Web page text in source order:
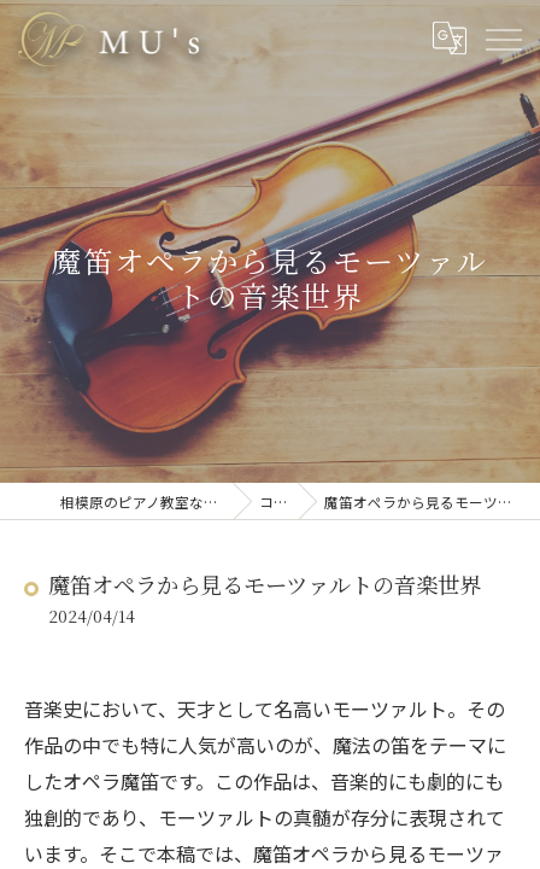
魔笛オペラから見るモーツァル
トの音楽世界
相模原のピアノ教室なら株式会社MU’s コラム 魔笛オペラから見るモーツァルトの音楽世界
魔笛オペラから見るモーツァルトの音楽世界
2024/04/14
音楽史において、天才として名高いモーツァルト。その
作品の中でも特に人気が高いのが、魔法の笛をテーマに
したオペラ魔笛です。この作品は、音楽的にも劇的にも
独創的であり、モーツァルトの真髄が存分に表現されて
います。そこで本稿では、魔笛オペラから見るモーツァ